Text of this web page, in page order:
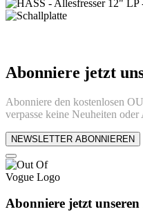
Abonniere jetzt
Abonniere den kostenlosen
verpasse keine Neuheiten
NEWSLETTER ABONNIEREN
Abonniere jetzt unseren